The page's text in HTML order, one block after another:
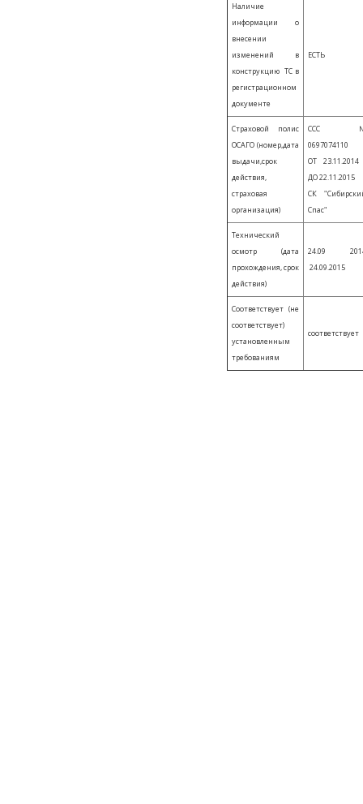
Наличие
информации о
внесении
изменений в
конструкцию ТС в
регистрационном
документе
ЕСТЬ
Страховой полис
ОСАГО (номер,дата
выдачи,срок
действия,
страховая
организация)
ССС
ОТ
ДО 22.11.2015
СК
Спас"
Технический
осмотр (дата
прохождения, срок
действия)
24.09
24.09.2015
Соответствует (не
соответствует)
установленным
требованиям
соответствует